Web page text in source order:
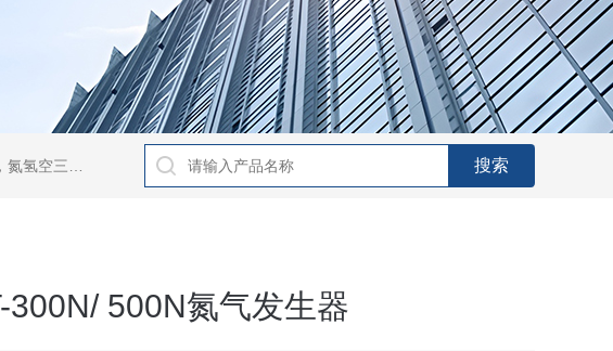
，PH/DO/电导率电极
300N/ 500N氮气发生器